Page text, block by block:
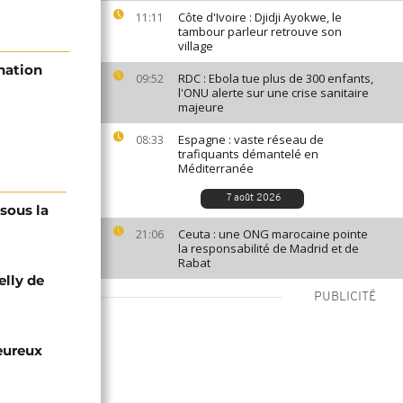
11:11
Côte d'Ivoire : Djidji Ayokwe, le
tambour parleur retrouve son
village
09:52
RDC : Ebola tue plus de 300 enfants,
l'ONU alerte sur une crise sanitaire
majeure
08:33
Espagne : vaste réseau de
trafiquants démantelé en
Méditerranée
7 août 2026
21:06
Ceuta : une ONG marocaine pointe
la responsabilité de Madrid et de
Rabat
PUBLICITÉ
la
de